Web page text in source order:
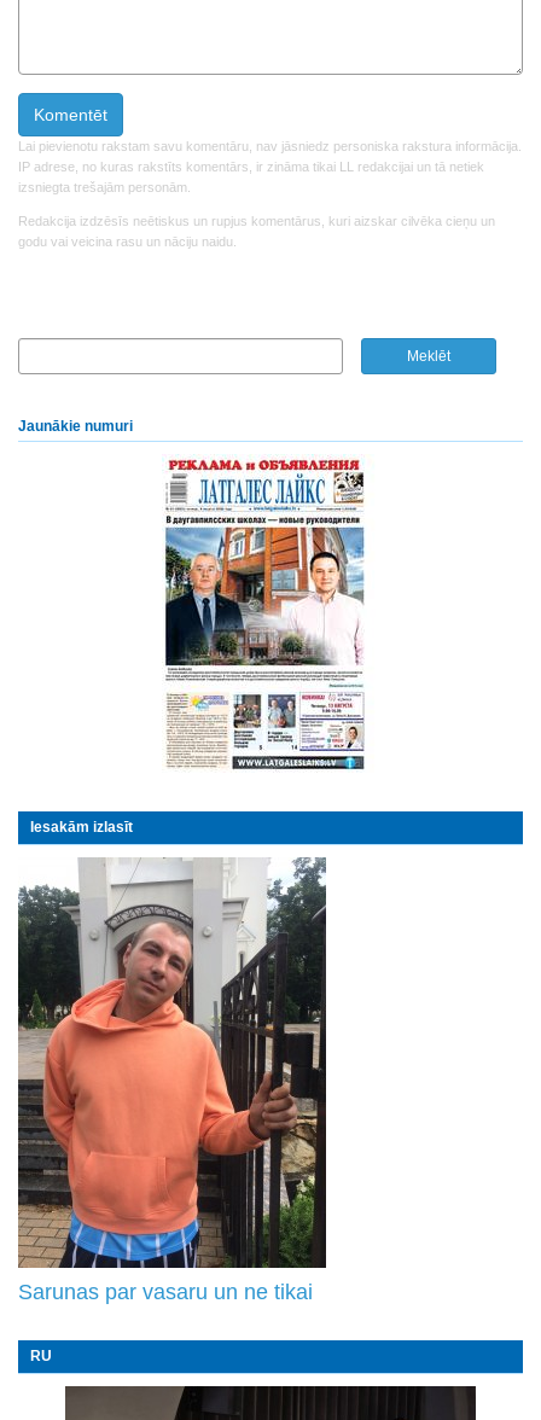
Lai pievienotu rakstam savu komentāru, nav jāsniedz personiska rakstura informācija.
IP adrese, no kuras rakstīts komentārs, ir zināma tikai LL redakcijai un tā netiek
izsniegta trešajām personām.
Redakcija izdzēsīs neētiskus un rupjus komentārus, kuri aizskar cilvēka cieņu un
godu vai veicina rasu un nāciju naidu.
Jaunākie numuri
Iesakām izlasīt
Sarunas par vasaru un ne tikai
RU